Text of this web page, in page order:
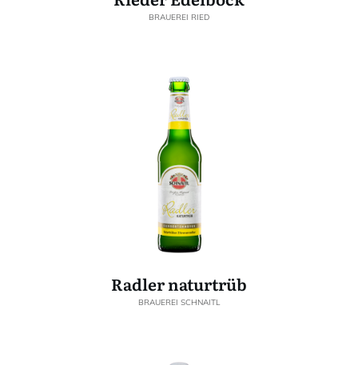
BRAUEREI RIED
Radler naturtrüb
BRAUEREI SCHNAITL